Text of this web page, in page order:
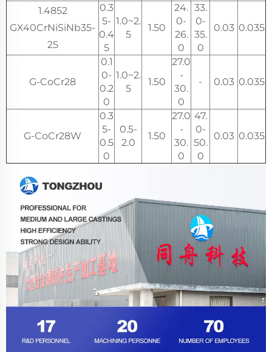
1.4852
GX40CrNiSiNb35-
25
0.3
5-
0.4
5
1.0~2.
5
1.50
24.
0-
26.
0
33.
0-
35.
0
0.03 0.035
G-CoCr28
0.1
0-
0.2
0
1.0~2.
5
1.50
27.0
-
30.
0
- 0.03 0.035
G-CoCr28W
0.3
5-
0.5
0
0.5-
2.0
1.50
27.0
-
30.
0
47.
0-
50.
0
0.03 0.035